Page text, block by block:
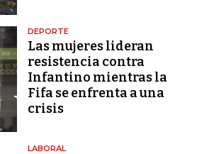
DEPORTE
Las mujeres lideran
resistencia contra
Infantino mientras la
Fifa se enfrenta a una
crisis
LABORAL